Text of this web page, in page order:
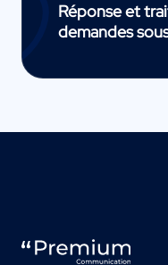
Réponse et
demandes